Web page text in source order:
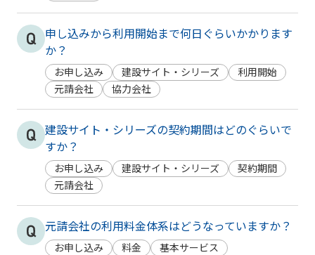
申し込みから利用開始まで何日ぐらいかかります
か？
お申し込み 建設サイト・シリーズ
利用開始
元請会社
協力会社
建設サイト・シリーズの契約期間はどのぐらいで
すか？
お申し込み 建設サイト・シリーズ
契約期間
元請会社
元請会社の利用料金体系はどうなっていますか？
お申し込み 料金
基本サービス